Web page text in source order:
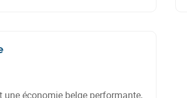
une économie belge performante,